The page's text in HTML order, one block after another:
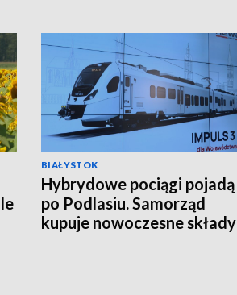
BIAŁYSTOK
Hybrydowe pociągi pojadą
po Podlasiu. Samorząd
kupuje nowoczesne składy